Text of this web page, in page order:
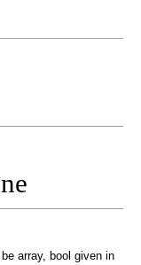
array, bool given in